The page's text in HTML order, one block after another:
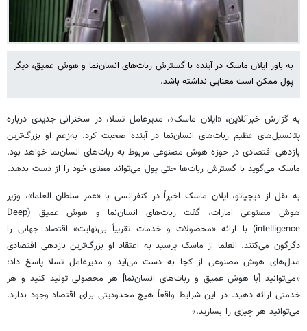
به باور ایلان ماسک در آینده با گسترش ربات‌های انسان‌نما و هوش عمیق، دیگر
پول ممکن است معنایی نداشته باشد.
به گزارش خبرآنلاین، «ایلان ماسک»، مدیرعامل تسلا، در سخنرانی جدیدی درباره
پتانسیل‌های عظیم ربات‌های انسان‌نما در آینده صحبت کرد. به‌زعم او بزرگ‌ترین
بازدهی اقتصادی در حوزه هوش مصنوعی مربوط به ربات‌های انسان‌نما خواهد بود.
ماسک می‌گوید با گسترش ربات‌ها حتی پول می‌تواند معنای خود را از دست بدهد.
به نقل از دیجیاتو، ایلان ماسک اخیراً در کنفرانسی با «عمر سلطان العلما»، وزیر
هوش مصنوعی امارات، گفت ربات‌های انسان‌نما و هوش عمیق (Deep
intelligence) با ارائه «محصولات و خدمات تقریباً بی‌نهایت» اقتصاد جهانی را
دگرگون می‌کنند. العلما از ماسک پرسید به اعتقاد او بزرگ‌ترین بازدهی اقتصادی
مدل‌های هوش مصنوعی از کجا به دست می‌آید و مدیرعامل تسلا پاسخ داد:
«می‌توانید [با هوش عمیق و ربات‌های انسان‌نما] هر محصولی تولید کنید و هر
خدمتی ارائه دهید. در این شرایط واقعاً هیچ محدودیتی برای اقتصاد وجود ندارد.
می‌توانید هر چیزی را بسازید.»